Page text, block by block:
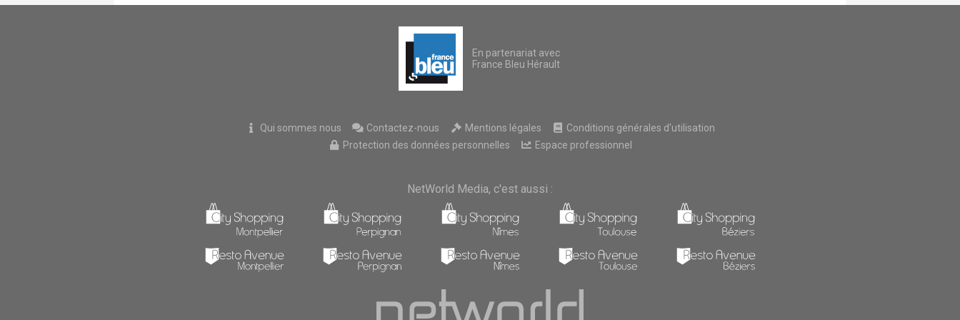
En partenariat avec
France Bleu Hérault
Qui sommes nous Contactez-nous Mentions légales
Conditions générales d'utilisation
Protection des données personnelles
Espace professionnel
NetWorld Media, c'est aussi :